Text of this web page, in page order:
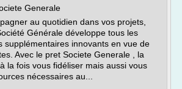
Generale
au quotidien dans vos projets,
Générale développe tous les
supplémentaires innovants en vue de
Avec le pret Societe Generale , la
la fois vous fidéliser mais aussi vous
nécessaires au...